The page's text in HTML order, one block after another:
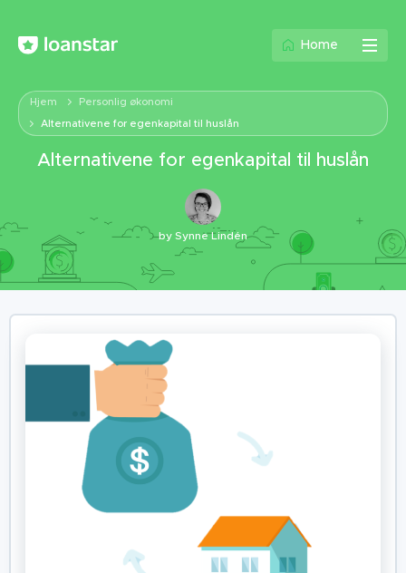
Home
Hjem Personlig økonomi
Alternativene for egenkapital til huslån
Alternativene for egenkapital til huslån
by Synne Lindén